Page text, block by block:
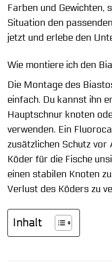
Farben und Gewichten,
Situation den
jetzt und erlebe den
Wie montiere ich den
Die Montage des
einfach. Du kannst ihn
Hauptschnur knoten
verwenden. Ein
zusätzlichen Schutz vor
Köder für die Fische
einen stabilen Knoten
Verlust des Köders zu
Inhalt